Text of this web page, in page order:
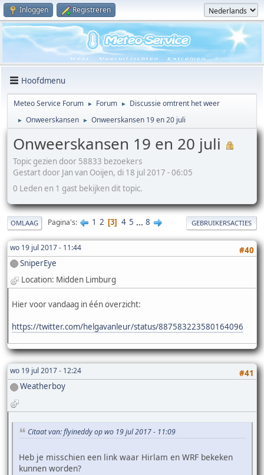
Inloggen Registreren
Hoofdmenu
Meteo Service Forum ► Forum ► Discussie omtrent het weer
► Onweerskansen ► Onweerskansen 19 en 20 juli
Onweerskansen 19 en 20 juli
Topic gezien door 58833 bezoekers
Gestart door Jan van Ooijen, di 18 jul 2017 - 06:05
0 Leden en 1 gast bekijken dit topic.
OMLAAG Pagina's 1 2 3 4 5 ... 8 GEBRUIKERSACTIES
wo 19 jul 2017 - 11:44
#40
SniperEye
Location: Midden Limburg
Hier voor vandaag in één overzicht:
https://twitter.com/helgavanleur/status/887583223580164096
wo 19 jul 2017 - 12:24
#41
Weatherboy
Citaat van: flyineddy op wo 19 jul 2017 - 11:09
Heb je misschien een link waar Hirlam en WRF bekeken
kunnen worden?